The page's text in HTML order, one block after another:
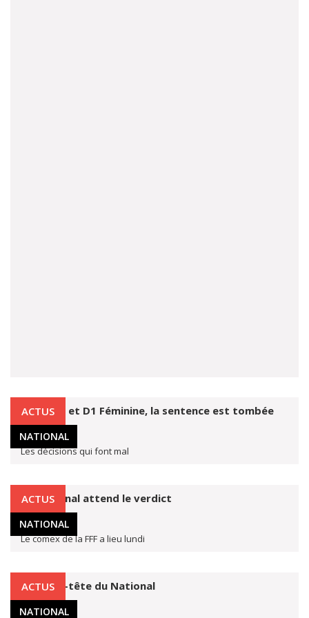
ACTUS
NATIONAL
National et D1 Féminine, la sentence est tombée
11 mai 2020
Les décisions qui font mal
ACTUS
NATIONAL
Le National attend le verdict
9 mai 2020
Le comex de la FFF a lieu lundi
ACTUS
NATIONAL
Le casse-tête du National
14 avr. 2020